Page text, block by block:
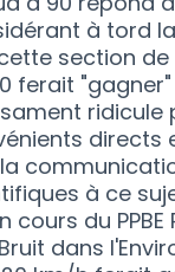
à tord
section de
ferait
ridicule
directs
à ce
du PPBE
dans